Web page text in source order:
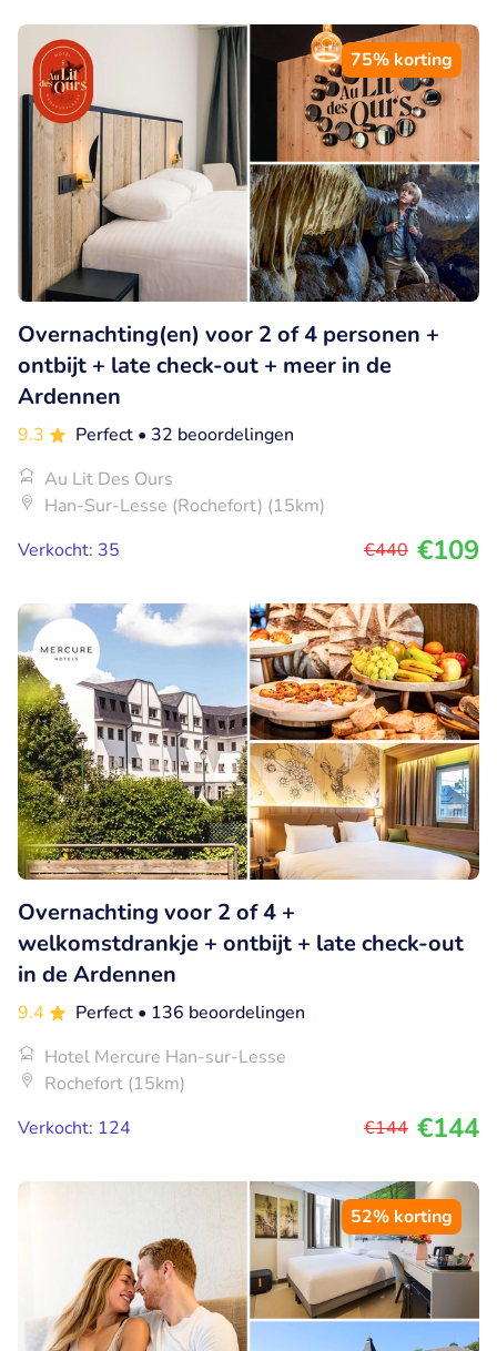
75% korting
Overnachting(en) voor 2 of 4 personen +
ontbijt + late check-out + meer in de
Ardennen
9.3 Perfect • 32 beoordelingen
Au Lit Des Ours
Han-Sur-Lesse (Rochefort) (15km)
Verkocht: 35
€440 €109
Overnachting voor 2 of 4 +
welkomstdrankje + ontbijt + late check-out
in de Ardennen
9.4 Perfect • 136 beoordelingen
Hotel Mercure Han-sur-Lesse
Rochefort (15km)
Verkocht: 124
€144 €144
52% korting